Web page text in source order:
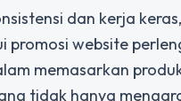
dan kerja
promosi website
memasarkan
tidak hanya